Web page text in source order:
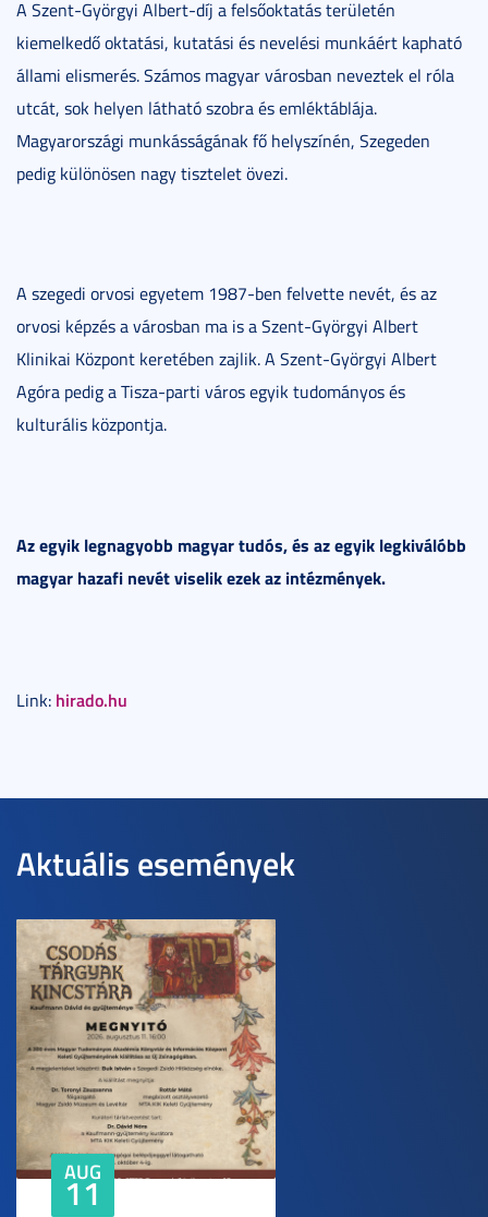
A Szent-Györgyi Albert-díj a felsőoktatás területén
kiemelkedő oktatási, kutatási és nevelési munkáért kapható
állami elismerés. Számos magyar városban neveztek el róla
utcát, sok helyen látható szobra és emléktáblája.
Magyarországi munkásságának fő helyszínén, Szegeden
pedig különösen nagy tisztelet övezi.
A szegedi orvosi egyetem 1987-ben felvette nevét, és az
orvosi képzés a városban ma is a Szent-Györgyi Albert
Klinikai Központ keretében zajlik. A Szent-Györgyi Albert
Agóra pedig a Tisza-parti város egyik tudományos és
kulturális központja.
Az egyik legnagyobb magyar tudós, és az egyik legkiválóbb
magyar hazafi nevét viselik ezek az intézmények.
Link: hirado.hu
Aktuális események
AUG
11